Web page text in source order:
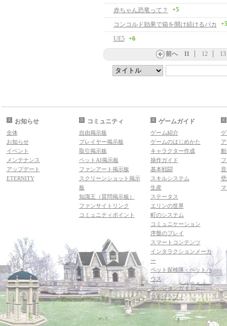
赤ちゃん恐竜って？
+5
コンコルド効果で箱を開け続けるバカ +5
UE5 +6
前へ 11 12 13
お知らせ
全体
お知らせ
イベント
メンテナンス
アップデート
ETERNITY
コミュニティ
自由掲示板
プレイヤー掲示板
取引掲示板
ペットAI掲示板
ファンアート掲示板
スクリーンショット掲示
板
知識王（質問掲示板）
ファンサイトリンク
コミュニティポイント
ゲームガイド
ゲーム紹介
ゲームのはじめかた
キャラクター作成
操作ガイド
基本戦闘
スキルシステム
生産
ステータス
エリンの世界
町のシステム
コミュニケーション
序盤のプレイ
スマートコンテンツ
インタラクションメーカ
ー
ペット探検隊・ペットハ
ウス
ダンジョンガイド
マギグラフィ